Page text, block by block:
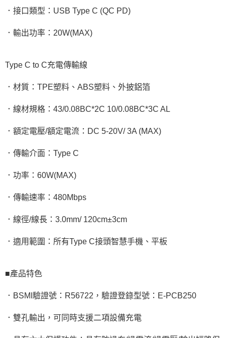
．接口類型：USB Type C (QC PD)
．輸出功率：20W(MAX)
Type C to C充電傳輸線
．材質：TPE塑料、ABS塑料、外披鋁箔
．線材規格：43/0.08BC*2C 10/0.08BC*3C AL
．額定電壓/額定電流：DC 5-20V/ 3A (MAX)
．傳輸介面：Type C
．功率：60W(MAX)
．傳輸速率：480Mbps
．線徑/線長：3.0mm/ 120cm±3cm
．適用範圍：所有Type C接頭智慧手機、平板
■產品特色
．BSMI驗證號：R56722，驗證登錄型號：E-PCB250
．雙孔輸出，可同時支援二項設備充電